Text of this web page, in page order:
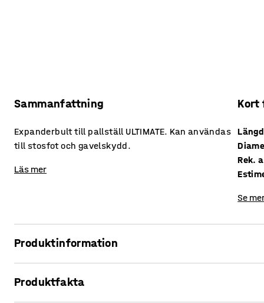
Sammanfattning
Expanderbult till pallställ ULTIMATE. Kan användas
till stosfot och gavelskydd.
Läs mer
Kort
Längd
Rek.
Se
Produktinformation
påkörning. Monteras tillsammans med antingen stosfot
Produktfakta